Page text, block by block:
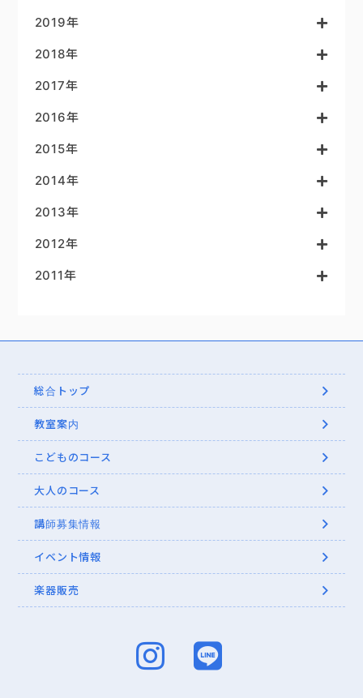
2019年
2018年
2017年
2016年
2015年
2014年
2013年
2012年
2011年
総合トップ
教室案内
こどものコース
大人のコース
講師募集情報
イベント情報
楽器販売